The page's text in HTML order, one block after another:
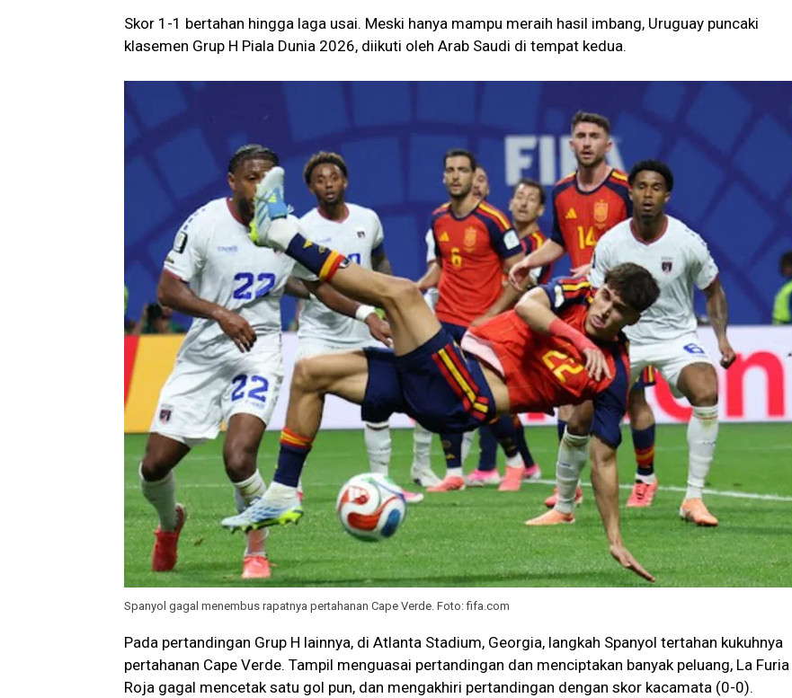
Skor 1-1 bertahan hingga laga usai. Meski hanya mampu meraih hasil imbang, Uruguay puncaki
klasemen Grup H Piala Dunia 2026, diikuti oleh Arab Saudi di tempat kedua.
Spanyol gagal menembus rapatnya pertahanan Cape Verde. Foto: fifa.com
Pada pertandingan Grup H lainnya, di Atlanta Stadium, Georgia, langkah Spanyol tertahan kukuhnya
pertahanan Cape Verde. Tampil menguasai pertandingan dan menciptakan banyak peluang, La Furia
Roja gagal mencetak satu gol pun, dan mengakhiri pertandingan dengan skor kacamata (0-0).